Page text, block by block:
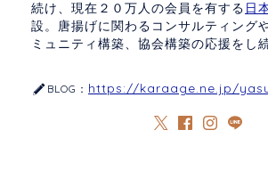
続け、現在２０万人の会員を有する 日
設。唐揚げに関わるコンサルティング
ミュニティ構築、協会構築の応援をし
BLOG： https://karaage.ne.jp/